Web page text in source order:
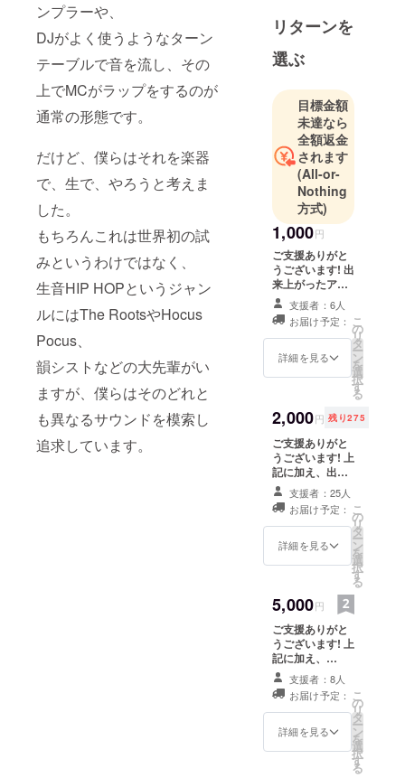
ンプラーや、
DJがよく使うようなターン
テーブルで音を流し、その
上でMCがラップをするのが
通常の形態です。
だけど、僕らはそれを楽器
で、生で、やろうと考えま
した。
もちろんこれは世界初の試
みというわけではなく、
生音HIP HOPというジャン
ルにはThe RootsやHocus
Pocus、
韻シストなどの大先輩がい
ますが、僕らはそのどれと
も異なるサウンドを模索し
追求しています。
ド。Funk、
Jazz、
Dance、Neo
Soul、など
様々な角度
から生演奏
でHIP HOP
をやる意義
を追求す
る。最大動
員数119人、
平均動員数
62人。とに
かくお客さ
んに楽しん
でもらえる
ライブをす
している。
都内を中心
に精力的に
活動中。
リターンを
選ぶ
目標金額
未達なら
全額返金
されます
(All-or-
Nothing
方式)
1,000円
ご支援ありがと
うございます! 出
来上がったアル
バムに、special
thanks としてあ
なたの名前をク
レジットさせて
いただきます!
支援者：6人
お届け予定：
詳細を見る
こ
の
リ
タ
ー
ン
を
選
択
す
る
2,000円 残り275
ご支援ありがと
うございます! 上
記に加え、出来
上がったCDにメ
ンバー全員のサ
インを入れてプ
レゼントいたし
ます！
支援者：25人
お届け予定：
詳細を見る
こ
の
リ
タ
ー
ン
を
選
択
す
る
5,000円
ご支援ありがと
うございます! 上
記に加え、
AFROPARKER
が行う11/4以降
のライブにゲス
トでご招待いた
します！ ライブ
支援者：8人
お届け予定：
詳細を見る
こ
の
リ
タ
ー
ン
を
選
択
す
る